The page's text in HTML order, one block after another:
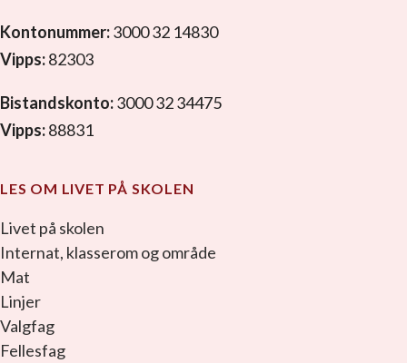
Kontonummer:3000 32 14830
Vipps:82303
Bistandskonto:3000 32 34475
Vipps:88831
LES OM LIVET PÅ SKOLEN
Livet på skolen
Internat, klasserom og område
Mat
Linjer
Valgfag
Fellesfag